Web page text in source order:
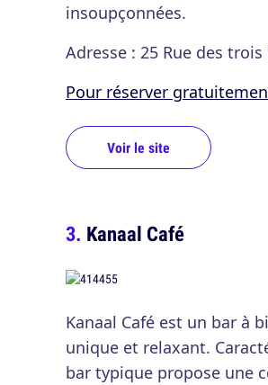
insoupçonnées.
Adresse : 25 Rue des
Pour réserver
Voir le site
Kanaal Café
Kanaal Café est un bar à
unique et relaxant.
bar typique propose une